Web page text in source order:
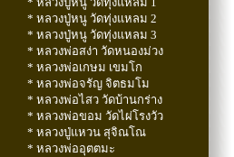
* หลวงปู่หนู วัดทุ่งแหลม 2
* หลวงปู่หนู วัดทุ่งแหลม 3
* หลวงพ่อสง่า วัดหนองม่วง
* หลวงพ่อเกษม เขมโก
* หลวงพ่อจรัญ จิตธมโม
* หลวงพ่อไสว วัดบ้านกร่าง
* หลวงพ่อขอม วัดไผ่โรงวัว
* หลวงปู่แหวน สุจิณโณ
* หลวงพ่ออุตตมะ